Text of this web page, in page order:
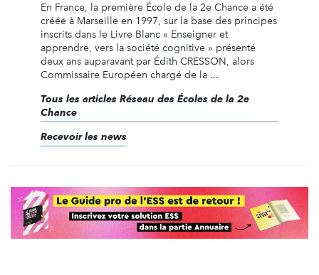
En France, la première École de la 2e Chance a été
créée à Marseille en 1997, sur la base des principes
inscrits dans le Livre Blanc « Enseigner et
apprendre, vers la société cognitive » présenté
deux ans auparavant par Édith CRESSON, alors
Commissaire Européen chargé de la ...
Tous les articles Réseau des Écoles de la 2e
Chance
Recevoir les news